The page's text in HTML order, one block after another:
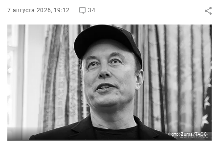
7 августа 2026, 19:12 34
Фото: Zuma/ТАСС